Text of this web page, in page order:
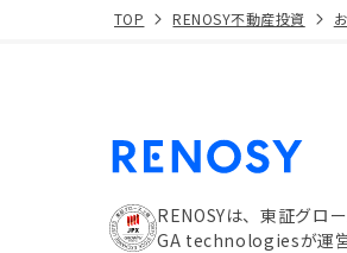
TOP RENOSY不動産投資
RENOSYは、東証グロ
GA technologiesが運営